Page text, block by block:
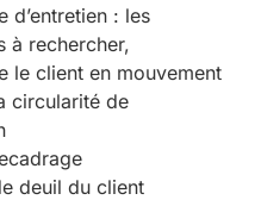
d’entretien : les
à rechercher,
le client en mouvement
circularité de
deuil du client